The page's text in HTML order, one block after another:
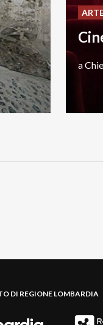
a
DI REGIONE LOMBARDIA